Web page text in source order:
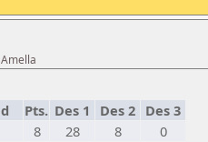
Pts. Des 1 Des 2 Des 3
8 28 8
0